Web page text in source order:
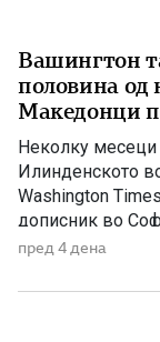
Вашингтон
половина од
Македонци
Неколку
Илинденското
Washington
дописник во
за политичката
настаните во
пред 4 дена